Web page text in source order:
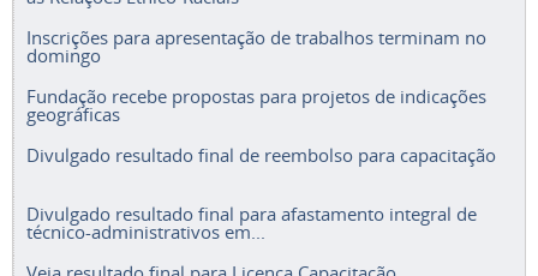
Inscrições para apresentação de trabalhos terminam no
domingo
Fundação recebe propostas para projetos de indicações
geográficas
Divulgado resultado final de reembolso para capacitação
Divulgado resultado final para afastamento integral de
técnico-administrativos em...